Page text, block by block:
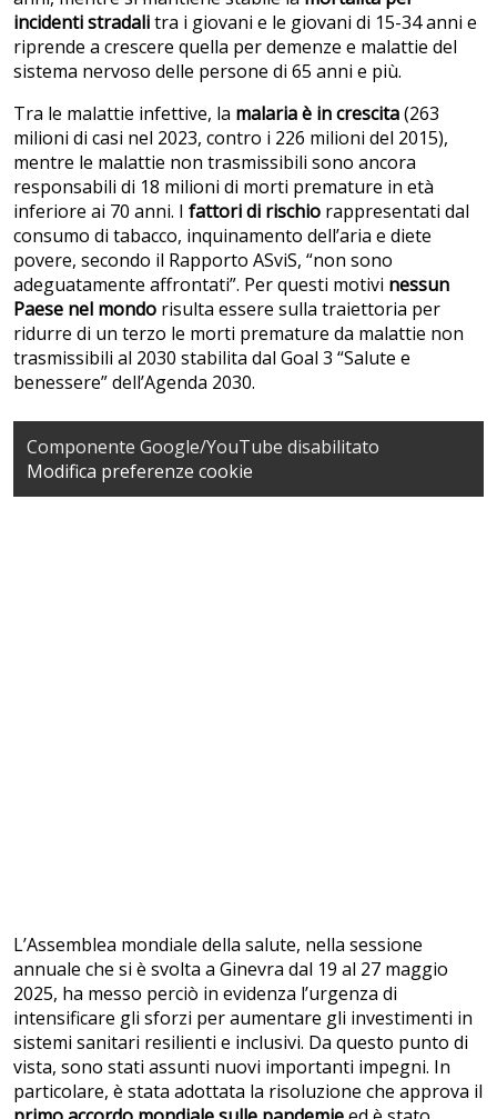
incidenti stradalitra i giovani e le giovani di 15-34 anni e
riprende a crescere quella per demenze e malattie del
sistema nervoso delle persone di 65 anni e più.
Tra le malattie infettive, la malaria è in crescita(263
milioni di casi nel 2023, contro i 226 milioni del 2015),
mentre le malattie non trasmissibili sono ancora
responsabili di 18 milioni di morti premature in età
inferiore ai 70 anni. I fattori di rischio rappresentati dal
consumo di tabacco, inquinamento dell’aria e diete
povere, secondo il Rapporto ASviS, “non sono
adeguatamente affrontati”. Per questi motivi nessun
Paese nel mondo risulta essere sulla traiettoria per
ridurre di un terzo le morti premature da malattie non
trasmissibili al 2030 stabilita dal Goal 3 “Salute e
benessere” dell’Agenda 2030.
Componente Google/YouTube disabilitato
Modifica preferenze cookie
L’Assemblea mondiale della salute, nella sessione
annuale che si è svolta a Ginevra dal 19 al 27 maggio
2025, ha messo perciò in evidenza l’urgenza di
intensificare gli sforzi per aumentare gli investimenti in
sistemi sanitari resilienti e inclusivi. Da questo punto di
vista, sono stati assunti nuovi importanti impegni. In
particolare, è stata adottata la risoluzione che approva il